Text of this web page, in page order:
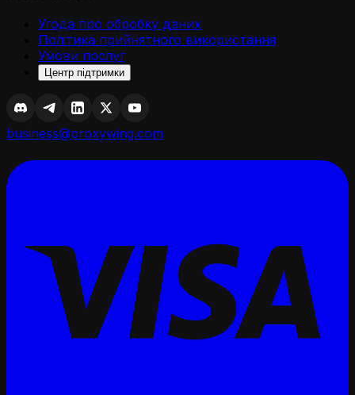
Угода про обробку даних
Політика прийнятного використання
Умови послуг
Центр підтримки
business@proxywing.com